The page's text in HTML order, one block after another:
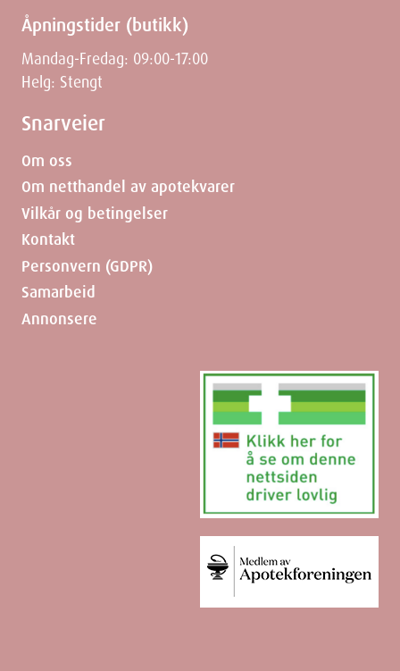
Åpningstider (butikk)
Mandag-Fredag: 09:00-17:00
Helg: Stengt
Snarveier
Om oss
Om netthandel av apotekvarer
Vilkår og betingelser
Kontakt
Personvern (GDPR)
Samarbeid
Annonsere